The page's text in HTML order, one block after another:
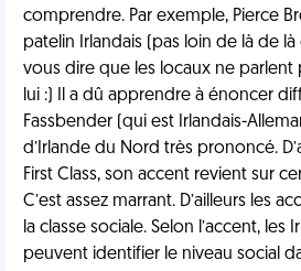
comprendre. Par exemple, Pierce
patelin Irlandais (pas loin de là de
vous dire que les locaux ne
lui :) Il a dû apprendre à énoncer
Fassbender (qui est Irlandais-
d’Irlande du Nord très prononcé.
First Class, son accent revient sur
C’est assez marrant. D’ailleurs les
la classe sociale. Selon l’accent, les
peuvent identifier le niveau social